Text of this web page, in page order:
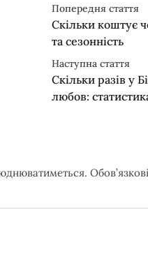
Попередня стаття
Скільки коштує
та сезонність
Наступна стаття
Скільки разів у
любов: